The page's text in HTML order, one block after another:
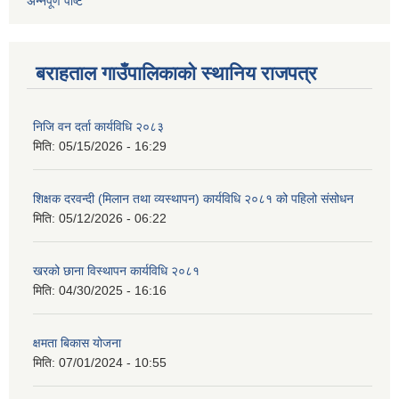
बराहताल गाउँपालिकाको स्थानिय राजपत्र
निजि वन दर्ता कार्यविधि २०८३
मिति: 05/15/2026 - 16:29
शिक्षक दरवन्दी (मिलान तथा व्यस्थापन) कार्यविधि २०८१ को पहिलो संसोधन
मिति: 05/12/2026 - 06:22
खरको छाना विस्थापन कार्यविधि २०८१
मिति: 04/30/2025 - 16:16
क्षमता बिकास योजना
मिति: 07/01/2024 - 10:55